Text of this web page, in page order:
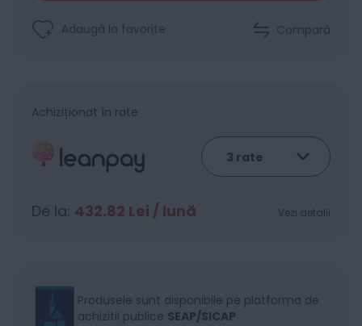
Adaugă la favorite Compară
Achiziționat în rate
De la: 432.82 Lei / lună Vezi detalii
Produsele sunt disponibile pe platforma de
achizitii publice SEAP/SICAP